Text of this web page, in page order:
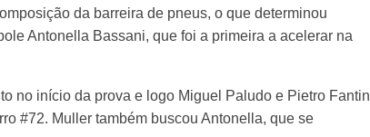
da barreira de pneus, o que determinou
Antonella Bassani, que foi a primeira a acelerar na
no início da prova e logo Miguel Paludo e Pietro Fantin
#72. Muller também buscou Antonella, que se